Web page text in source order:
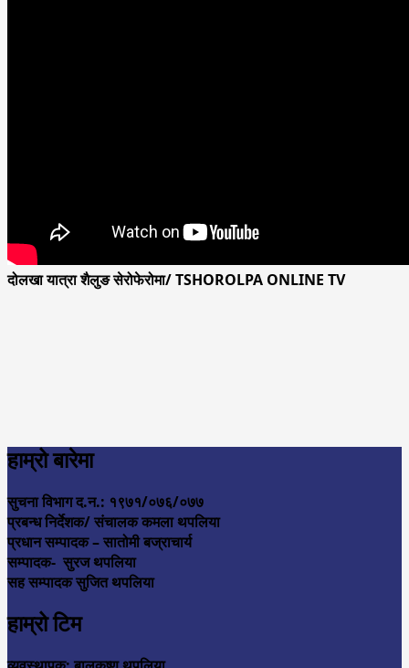
दोलखा यात्रा शैलुङ सेरोफेरोमा/ TSHOROLPA ONLINE TV
हाम्रो बारेमा
सुचना विभाग द.न.: १९७१/०७६/०७७
प्रबन्ध निर्देशक/ संचालक कमला थपलिया
प्रधान सम्पादक – सातोमी बज्राचार्य
सम्पादक- सुरज थपलिया
सह सम्पादक सुजित थपलिया
हाम्रो टिम